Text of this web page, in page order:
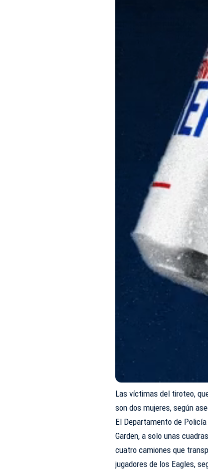
Las víctimas del tiroteo,
son dos mujeres, según
El Departamento de
Garden, a solo unas
cuatro camiones que
jugadores de los Eagles,